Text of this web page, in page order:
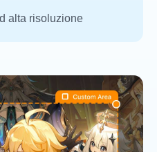
alta risoluzione